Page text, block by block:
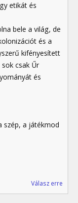
etikát és
bele a világ, de
és a
kifényesített
csak Űr
és
szép, a játékmod
Válasz erre